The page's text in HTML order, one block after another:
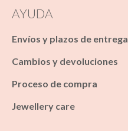
AYUDA
Envíos y plazos de entrega
Cambios y devoluciones
Proceso de compra
Jewellery care